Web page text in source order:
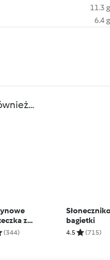
11.3 g
6.4 g
z
(344)
bagietki
4.5 (715)